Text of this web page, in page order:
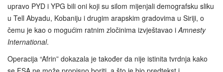
upravo PYD i YPG bili oni koji su silom mijenjali demografsku sliku
u Tell Abyadu, Kobaniju i drugim arapskim gradovima u Siriji, o
čemu je kao o mogućim ratnim zločinima izvještavao iAmnesty
International.
Operacija “Afrin” dokazala je također da nije istinita tvrdnja kako